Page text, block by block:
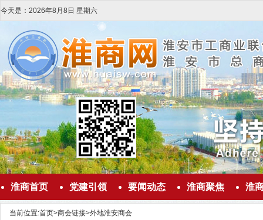
今天是： 2026年8 月 8 日 星期六
淮商首页 党建引领 要闻动态 淮商聚焦 淮
当前位置:首页>商会链接>外地淮安商会